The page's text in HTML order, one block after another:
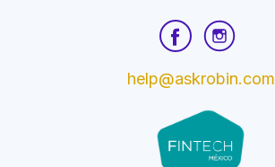
help@askrobin.com